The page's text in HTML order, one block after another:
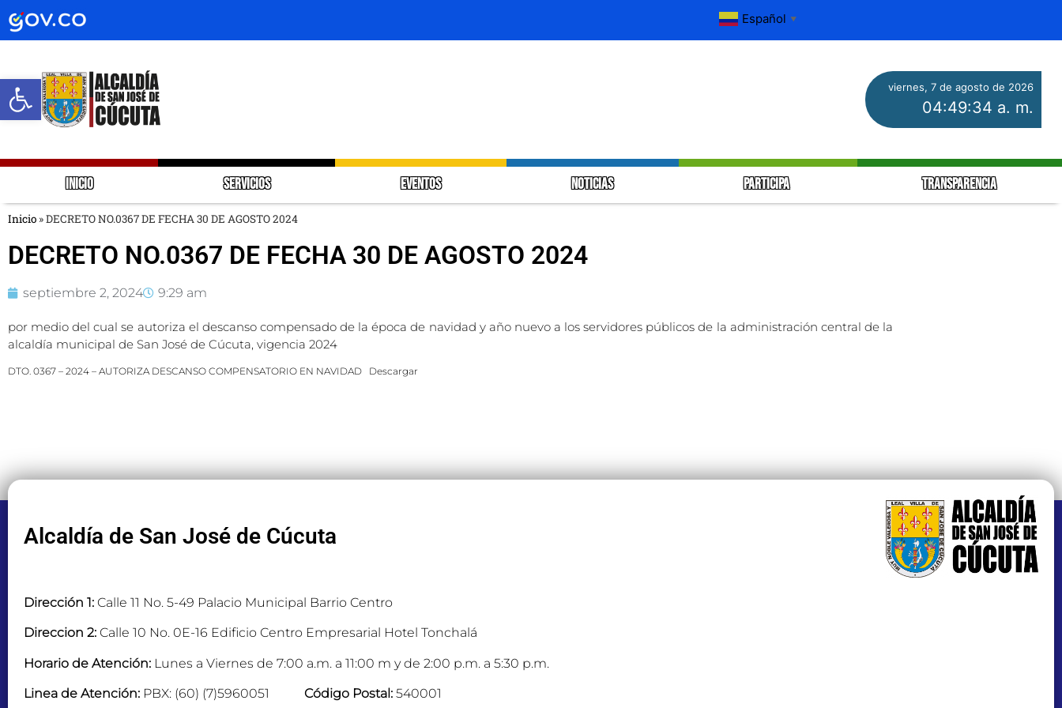
Abrir barra de herramientas
Español ▼
viernes, 7 de agosto de 2026
04:49:34 a. m.
INICIO SERVICIOS EVENTOS NOTICIAS PARTICIPA TRANSPARENCIA
Inicio »DECRETO NO.0367 DE FECHA 30 DE AGOSTO 2024
DECRETO NO.0367 DE FECHA 30 DE AGOSTO 2024
septiembre 2, 2024 9:29 am
por medio del cual se autoriza el descanso compensado de la época de navidad y año nuevo a los servidores públicos de la administración central de la
alcaldía municipal de San José de Cúcuta, vigencia 2024
DTO. 0367 – 2024 – AUTORIZA DESCANSO COMPENSATORIO EN NAVIDAD Descargar
Alcaldía de San José de Cúcuta
Dirección 1: Calle 11 No. 5-49 Palacio Municipal Barrio Centro
Direccion 2: Calle 10 No. 0E-16 Edificio Centro Empresarial Hotel Tonchalá
Horario de Atención: Lunes a Viernes de 7:00 a.m. a 11:00 m y de 2:00 p.m. a 5:30 p.m.
Linea de Atención: PBX: (60) (7)5960051 Código Postal: 540001